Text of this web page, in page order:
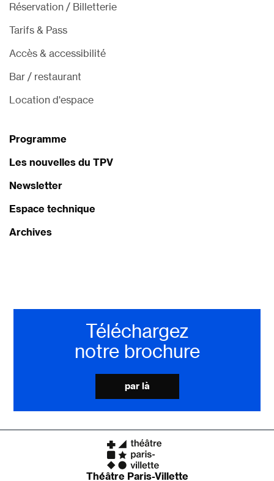
Réservation / Billetterie
Tarifs & Pass
Accès & accessibilité
Bar / restaurant
Location d'espace
Programme
Les nouvelles du TPV
Newsletter
Espace technique
Archives
Téléchargez
notre brochure
par là
Théâtre Paris-Villette